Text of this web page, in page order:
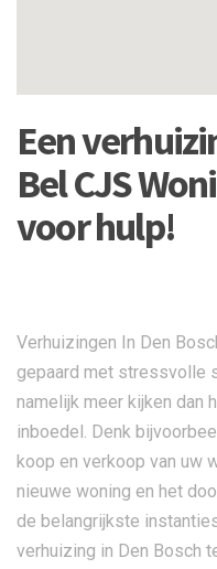
Een
Bel CJS
voor hulp!
Verhuizingen In Den
gepaard met stressvolle
namelijk meer kijken dan
inboedel. Denk
koop en verkoop van uw
nieuwe woning en het
de belangrijkste
verhuizing in Den Bosch